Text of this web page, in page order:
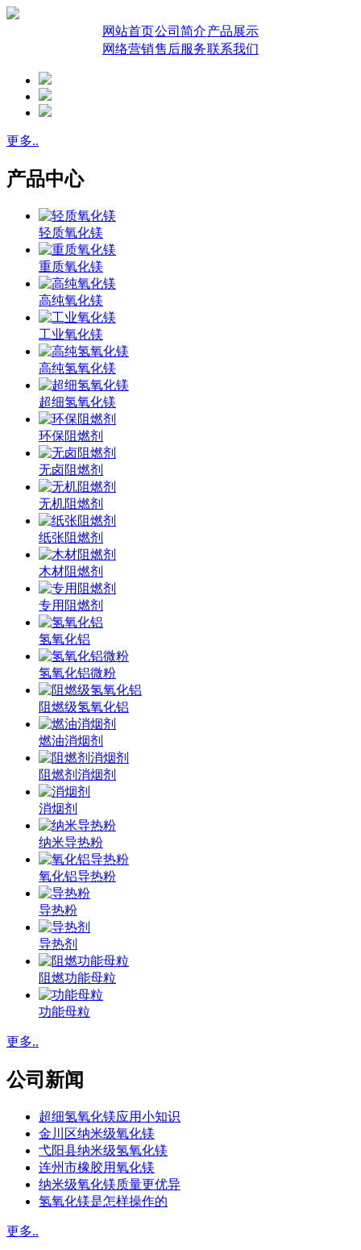
网站首页公司简介产品展示
网络营销售后服务联系我们
更多..
产品中心
轻质氧化镁
重质氧化镁
高纯氧化镁
工业氧化镁
高纯氢氧化镁
超细氢氧化镁
环保阻燃剂
无卤阻燃剂
无机阻燃剂
纸张阻燃剂
木材阻燃剂
专用阻燃剂
氢氧化铝
氢氧化铝微粉
阻燃级氢氧化铝
燃油消烟剂
阻燃剂消烟剂
消烟剂
纳米导热粉
氧化铝导热粉
导热粉
导热剂
阻燃功能母粒
功能母粒
更多..
公司新闻
超细氢氧化镁应用小知识
金川区纳米级氧化镁
弋阳县纳米级氢氧化镁
连州市橡胶用氧化镁
纳米级氧化镁质量更优异
氢氧化镁是怎样操作的
更多..